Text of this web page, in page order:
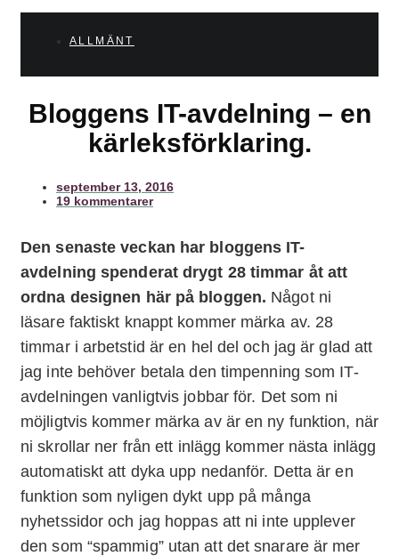
ALLMÄNT
Bloggens IT-avdelning – en
kärleksförklaring.
september 13, 2016
19 kommentarer
Den senaste veckan har bloggens IT-
avdelning spenderat drygt 28 timmar åt att
ordna designen här på bloggen. Något ni
läsare faktiskt knappt kommer märka av. 28
timmar i arbetstid är en hel del och jag är glad att
jag inte behöver betala den timpenning som IT-
avdelningen vanligtvis jobbar för. Det som ni
möjligtvis kommer märka av är en ny funktion, när
ni skrollar ner från ett inlägg kommer nästa inlägg
automatiskt att dyka upp nedanför. Detta är en
funktion som nyligen dykt upp på många
nyhetssidor och jag hoppas att ni inte upplever
den som “spammig” utan att det snarare är mer